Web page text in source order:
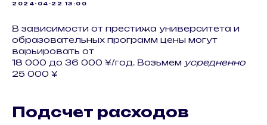
2024-04-22 13:00
В зависимости от престижа университета и
образовательных программ цены могут
варьировать от
18 000 до 36 000 ¥/год. Возьмем усредненно
25 000 ¥
Подсчет расходов